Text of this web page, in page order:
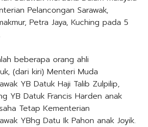
Pelancongan Sarawak,
Petra Jaya, Kuching pada 5
beberapa orang ahli
(dari kiri) Menteri Muda
YB Datuk Haji Talib Zulpilip,
YB Datuk Francis Harden anak
Tetap Kementerian
YBhg Datu Ik Pahon anak Joyik.